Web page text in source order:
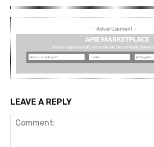
- Advertisement -
LEAVE A REPLY